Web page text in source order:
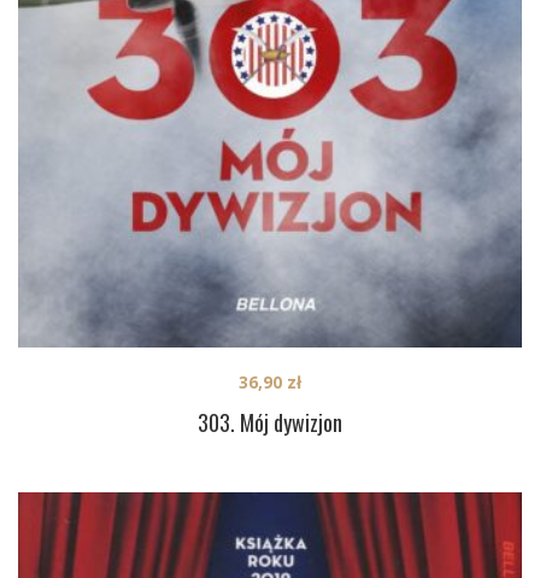
303. Mój dywizjon
36,90 zł